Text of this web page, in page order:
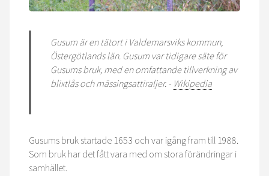
Gusum är en tätort i Valdemarsviks kommun,
Östergötlands län. Gusum var tidigare säte för
Gusums bruk, med en omfattande tillverkning av
blixtlås och mässingsattiraljer. - Wikipedia
Gusums bruk startade 1653 och var igång fram till 1988.
Som bruk har det fått vara med om stora förändringar i
samhället.